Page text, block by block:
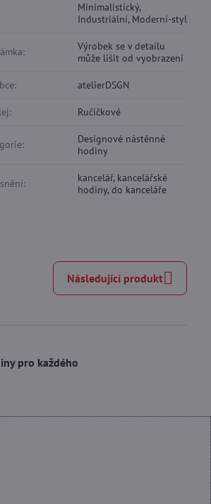
Minimalistický,
Industriální, Moderní-styl
Výrobek se v detailu
může lišit od vyobrazení
atelierDSGN
Ručičkové
Designové nástěnné
hodiny
kancelář, kancelářské
hodiny, do kanceláře
Následující produkt
pro každého